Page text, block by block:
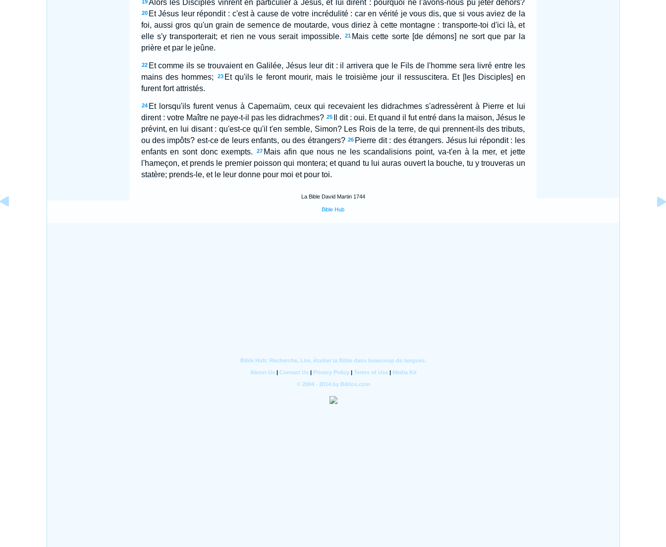
19 Alors les Disciples vinrent en particulier à Jésus, et lui dirent : pourquoi ne l'avons-nous pu jeter dehors?
20 Et Jésus leur répondit : c'est à cause de votre incrédulité : car en vérité je vous dis, que si vous aviez de la
foi, aussi gros qu'un grain de semence de moutarde, vous diriez à cette montagne : transporte-toi d'ici là, et
elle s'y transporterait; et rien ne vous serait impossible.
21 Mais cette sorte [de démons] ne sort que par la
prière et par le jeûne.
22 Et comme ils se trouvaient en Galilée, Jésus leur dit : il arrivera que le Fils de l'homme sera livré entre les
mains des hommes;
23 Et qu'ils le feront mourir, mais le troisième jour il ressuscitera. Et [les Disciples] en
furent fort attristés.
24 Et lorsqu'ils furent venus à Capernaüm, ceux qui recevaient les didrachmes s'adressèrent à Pierre et lui
dirent : votre Maître ne paye-t-il pas les didrachmes? 25
Il dit : oui. Et quand il fut entré dans la maison, Jésus le
prévint, en lui disant : qu'est-ce qu'il t'en semble, Simon? Les Rois de la terre, de qui prennent-ils des tributs,
ou des impôts? est-ce de leurs enfants, ou des étrangers? 26 Pierre dit : des étrangers. Jésus lui répondit : les
enfants en sont donc exempts.
27 Mais afin que nous ne les scandalisions point, va-t'en à la mer, et jette
l'hameçon, et prends le premier poisson qui montera; et quand tu lui auras ouvert la bouche, tu y trouveras un
statère; prends-le, et le leur donne pour moi et pour toi.
La Bible David Martin 1744
Bible Hub